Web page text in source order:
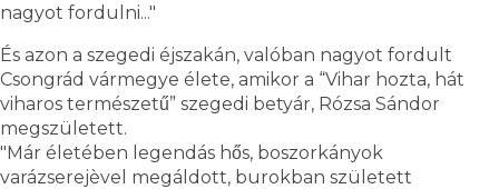
nagyot fordulni..."
És azon a szegedi éjszakán, valóban nagyot fordult
Csongrád vármegye élete, amikor a “Vihar hozta, hát
viharos természetű” szegedi betyár, Rózsa Sándor
megszületett.
"Már életében legendás hős, boszorkányok
varázserejèvel megáldott, burokban született